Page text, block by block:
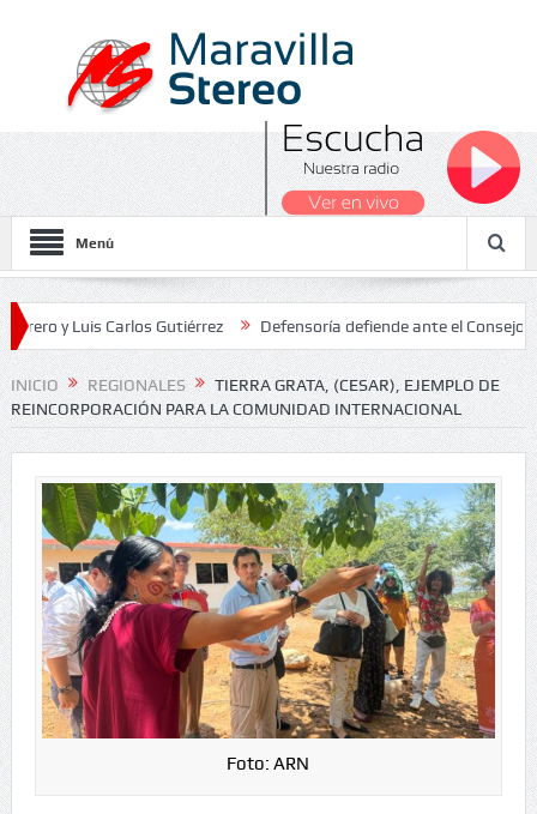
Menú
Carlos Gutiérrez Defensoría defiende ante el Consejo de
2026
INICIO REGIONALES
TIERRA GRATA, (CESAR), EJEMPLO DE
REINCORPORACIÓN PARA LA COMUNIDAD INTERNACIONAL
Foto: ARN